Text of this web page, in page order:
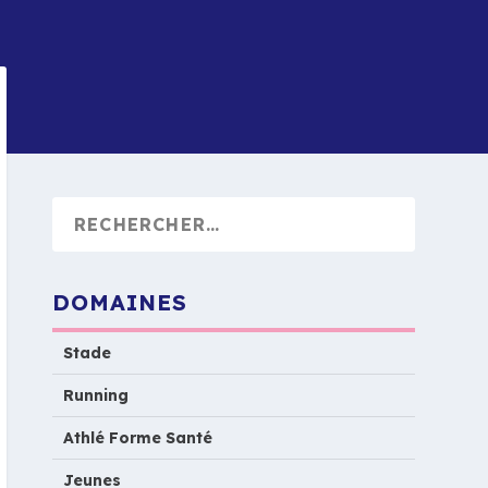
DOMAINES
Stade
Running
Athlé Forme Santé
Jeunes